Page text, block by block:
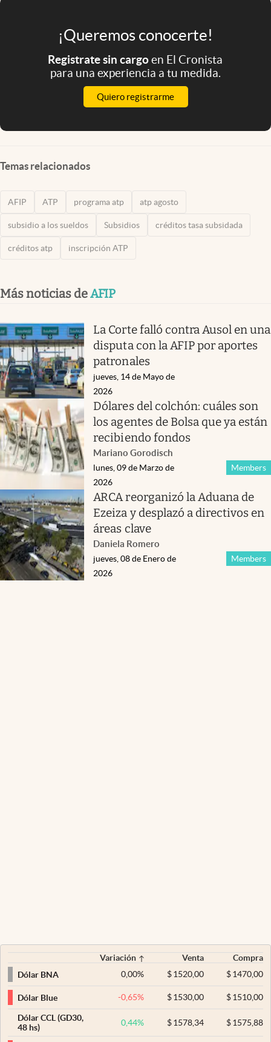
¡Queremos conocerte!
Registrate sin cargoen El Cronista
para una experiencia a tu medida.
Quiero registrarme
Temas relacionados
AFIP ATP programa atp atp agosto
subsidio a los sueldos Subsidios créditos tasa subsidada
créditos atp inscripción ATP
Más noticias deAFIP
La Corte falló contra Ausol en una
disputa con la AFIP por aportes
patronales
jueves, 14 de Mayo de
2026
Dólares del colchón: cuáles son
los agentes de Bolsa que ya están
recibiendo fondos
Mariano Gorodisch
Members
lunes, 09 de Marzo de
2026
ARCA reorganizó la Aduana de
Ezeiza y desplazó a directivos en
áreas clave
Daniela Romero
Members
jueves, 08 de Enero de
2026
Variación Venta
Compra
Dólar BNA
0,00% $ 1520,00 $1470,00
Dólar Blue -0,65% $ 1530,00 $1510,00
Dólar CCL (GD30,
48 hs)
0,44% $ 1578,34 $1575,88